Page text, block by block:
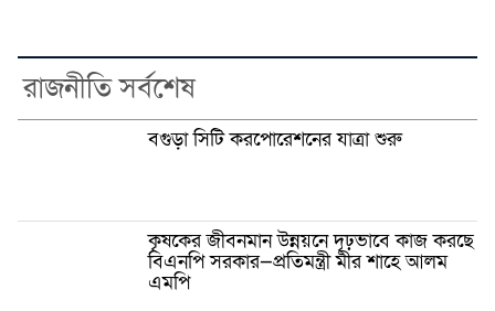
রাজনীতি সর্বশেষ
বগুড়া সিটি করপোরেশনের যাত্রা শুরু
কৃষকের জীবনমান উন্নয়নে দৃঢ়ভাবে কাজ করছে
বিএনপি সরকার—প্রতিমন্ত্রী মীর শাহে আলম
এমপি